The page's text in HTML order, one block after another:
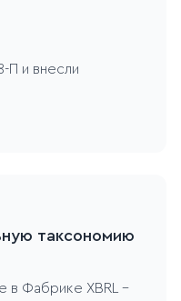
П и внесли
таксономию
в Фабрике XBRL -